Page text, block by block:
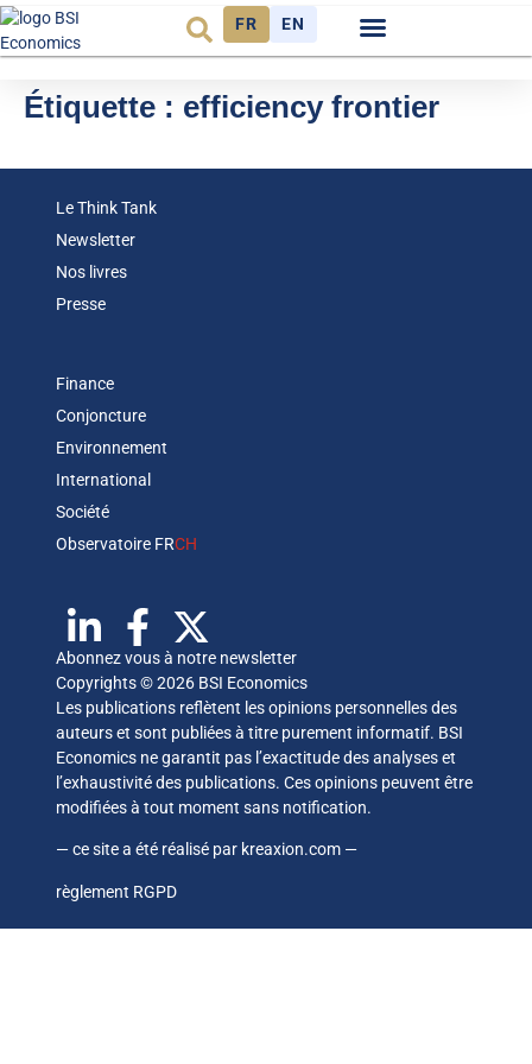
FR EN
Étiquette : efficiency frontier
Le Think Tank
Newsletter
Nos livres
Presse
Finance
Conjoncture
Environnement
International
Société
Observatoire FRCH
Abonnez vous à notre newsletter
Copyrights © 2026 BSI Economics
Les publications reflètent les opinions personnelles des
auteurs et sont publiées à titre purement informatif. BSI
Economics ne garantit pas l’exactitude des analyses et
l’exhaustivité des publications. Ces opinions peuvent être
modifiées à tout moment sans notification.
— ce site a été réalisé par kreaxion.com —
règlement RGPD